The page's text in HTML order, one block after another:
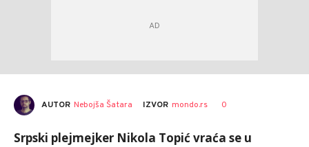
AUTOR Nebojša Šatara IZVOR mondo.rs 0
Srpski plejmejker Nikola Topić vraća se u